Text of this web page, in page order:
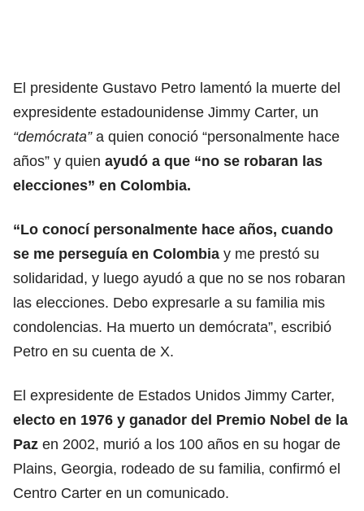
El presidente Gustavo Petro lamentó la muerte del
expresidente estadounidense Jimmy Carter, un
“demócrata” a quien conoció “personalmente hace
años” y quien ayudó a que “no se robaran las
elecciones” en Colombia.
“Lo conocí personalmente hace años, cuando
se me perseguía en Colombia y me prestó su
solidaridad, y luego ayudó a que no se nos robaran
las elecciones. Debo expresarle a su familia mis
condolencias. Ha muerto un demócrata”, escribió
Petro en su cuenta de X.
El expresidente de Estados Unidos Jimmy Carter,
electo en 1976 y ganador del Premio Nobel de la
Paz en 2002, murió a los 100 años en su hogar de
Plains, Georgia, rodeado de su familia, confirmó el
Centro Carter en un comunicado.